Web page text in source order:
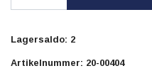
Lagersaldo: 2
Artikelnummer: 20-00404